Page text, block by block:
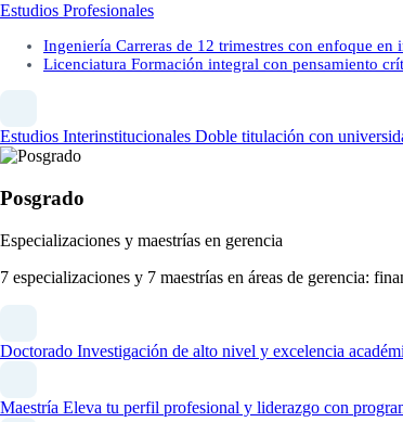
Estudios Profesionales
Ingeniería Carreras de 12 trimestres con enfoque
Licenciatura Formación integral con pensamiento
Estudios Interinstitucionales Doble titulación con
Posgrado
Especializaciones y maestrías en gerencia
7 especializaciones y 7 maestrías en áreas de gerencia:
Doctorado Investigación de alto nivel y excelencia
Maestría Eleva tu perfil profesional y liderazgo con